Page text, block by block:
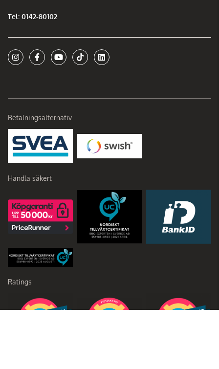
Tel: 0142-80102
Betalningsalternativ
Handla säkert
Ratings